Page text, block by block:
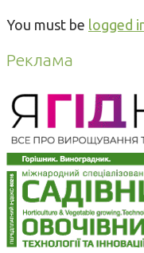
You must be logged
Реклама